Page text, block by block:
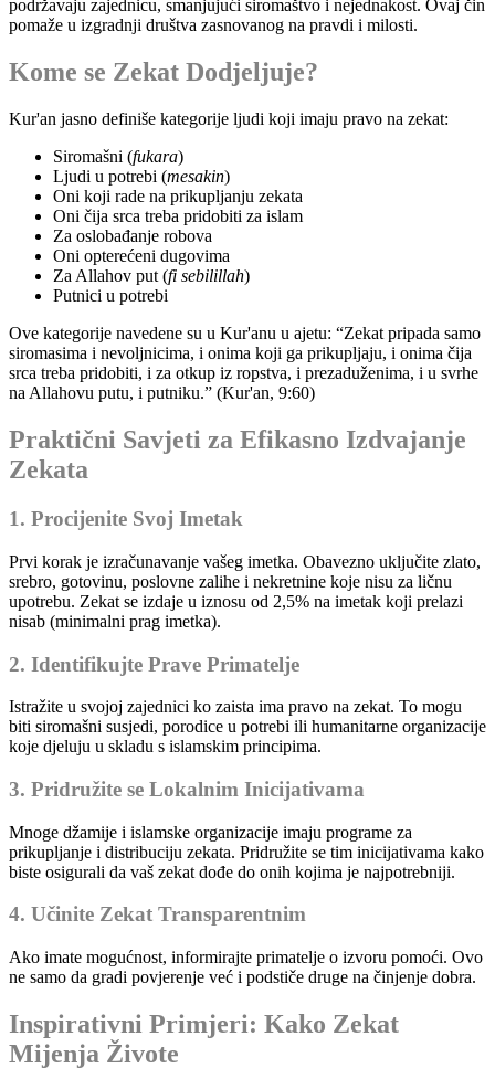
podržavaju zajednicu, smanjujući siromaštvo i nejednakost. Ovaj čin
pomaže u izgradnji društva zasnovanog na pravdi i milosti.
Kome se Zekat Dodjeljuje?
Kur'an jasno definiše kategorije ljudi koji imaju pravo na zekat:
Siromašni (fukara)
Ljudi u potrebi (mesakin)
Oni koji rade na prikupljanju zekata
Oni čija srca treba pridobiti za islam
Za oslobađanje robova
Oni opterećeni dugovima
Za Allahov put (fi sebilillah)
Putnici u potrebi
Ove kategorije navedene su u Kur'anu u ajetu: “Zekat pripada samo
siromasima i nevoljnicima, i onima koji ga prikupljaju, i onima čija
srca treba pridobiti, i za otkup iz ropstva, i prezaduženima, i u svrhe
na Allahovu putu, i putniku.” (Kur'an, 9:60)
Praktični Savjeti za Efikasno Izdvajanje
Zekata
1. Procijenite Svoj Imetak
Prvi korak je izračunavanje vašeg imetka. Obavezno uključite zlato,
srebro, gotovinu, poslovne zalihe i nekretnine koje nisu za ličnu
upotrebu. Zekat se izdaje u iznosu od 2,5% na imetak koji prelazi
nisab (minimalni prag imetka).
2. Identifikujte Prave Primatelje
Istražite u svojoj zajednici ko zaista ima pravo na zekat. To mogu
biti siromašni susjedi, porodice u potrebi ili humanitarne organizacije
koje djeluju u skladu s islamskim principima.
3. Pridružite se Lokalnim Inicijativama
Mnoge džamije i islamske organizacije imaju programe za
prikupljanje i distribuciju zekata. Pridružite se tim inicijativama kako
biste osigurali da vaš zekat dođe do onih kojima je najpotrebniji.
4. Učinite Zekat Transparentnim
Ako imate mogućnost, informirajte primatelje o izvoru pomoći. Ovo
ne samo da gradi povjerenje već i podstiče druge na činjenje dobra.
Inspirativni Primjeri: Kako Zekat
Mijenja Živote